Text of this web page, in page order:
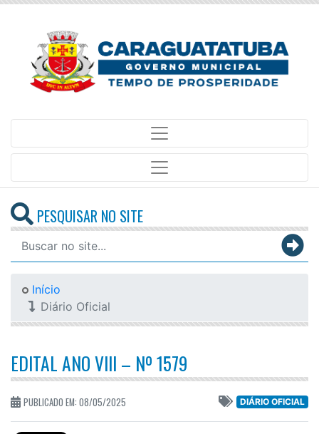
PESQUISAR NO SITE
Início
Diário Oficial
EDITAL ANO VIII – Nº 1579
PUBLICADO EM: 08/05/2025 DIÁRIO OFICIAL